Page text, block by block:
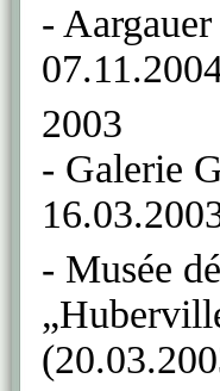
-
2003
- Galerie
- Musée